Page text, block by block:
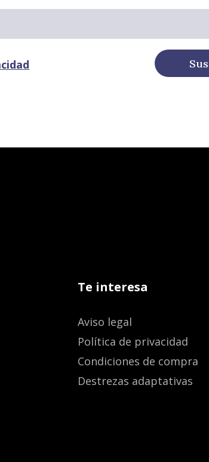
Te interesa
Aviso legal
Política de privacidad
Condiciones de compra
Destrezas adaptativas